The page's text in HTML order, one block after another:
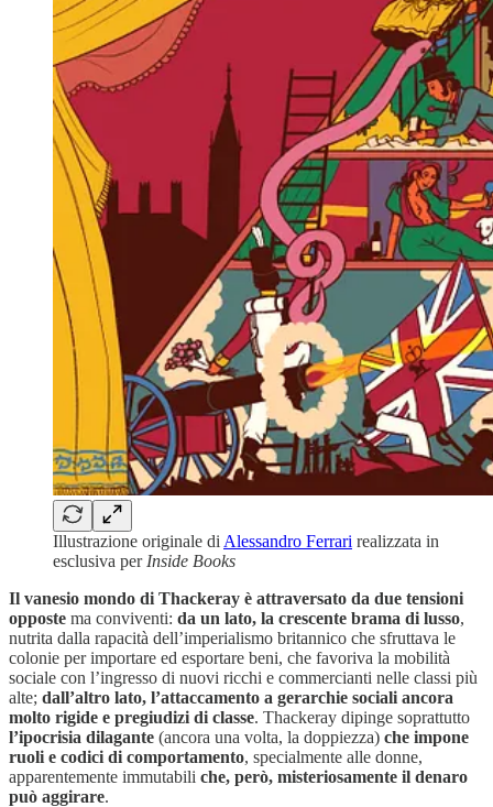
Illustrazione originale di Alessandro Ferrari realizzata in
esclusiva per Inside Books
Il vanesio mondo di Thackeray è attraversato da due tensioni
opposte ma conviventi: da un lato, la crescente brama di lusso,
nutrita dalla rapacità dell’imperialismo britannico che sfruttava le
colonie per importare ed esportare beni, che favoriva la mobilità
sociale con l’ingresso di nuovi ricchi e commercianti nelle classi più
alte; dall’altro lato, l’attaccamento a gerarchie sociali ancora
molto rigide e pregiudizi di classe. Thackeray dipinge soprattutto
l’ipocrisia dilagante (ancora una volta, la doppiezza) che impone
ruoli e codici di comportamento, specialmente alle donne,
apparentemente immutabili che, però, misteriosamente il denaro
può aggirare.